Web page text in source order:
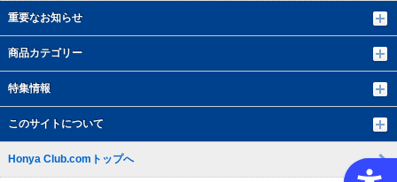
重要なお知らせ
商品カテゴリー
特集情報
このサイトについて
Honya Club.comトップへ